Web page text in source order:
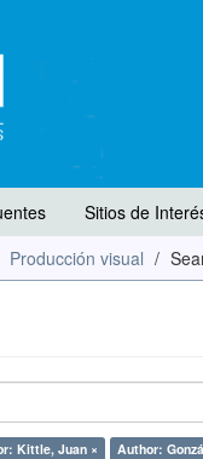
Sitios de
Producción visual
Kittle, Juan × Author: